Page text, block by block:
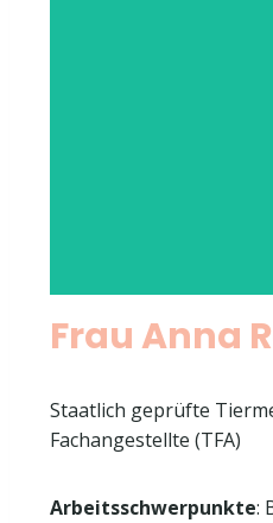
Frau Anna
Staatlich geprüfte
Fachangestellte (TFA)
Arbeitsschwerpunkte: